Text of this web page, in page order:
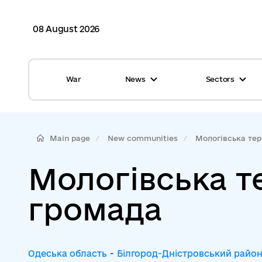
08 August 2026
War News
Glossary
Calendar
Photo
Tag Cloud
Sectors
Healthcare
ASC
Waste management
Main page New communities Мологівська
Мологівська
громада
Одеська область - Білгород-Дністровський район